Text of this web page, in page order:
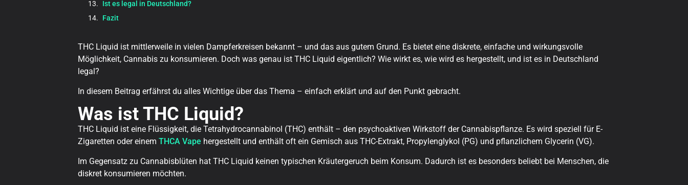
Ist es legal in Deutschland?
Fazit
THC Liquid ist mittlerweile in vielen Dampferkreisen bekannt – und das aus gutem Grund. Es bietet eine diskrete, einfache und wirkungsvolle
Möglichkeit, Cannabis zu konsumieren. Doch was genau ist THC Liquid eigentlich? Wie wirkt es, wie wird es hergestellt, und ist es in Deutschland
legal?
In diesem Beitrag erfährst du alles Wichtige über das Thema – einfach erklärt und auf den Punkt gebracht.
Was ist THC Liquid?
THC Liquid ist eine Flüssigkeit, die Tetrahydrocannabinol (THC) enthält – den psychoaktiven Wirkstoff der Cannabispflanze. Es wird speziell für E-
Zigaretten oder einem THCA Vape hergestellt und enthält oft ein Gemisch aus THC-Extrakt, Propylenglykol (PG) und pflanzlichem Glycerin (VG).
Im Gegensatz zu Cannabisblüten hat THC Liquid keinen typischen Kräutergeruch beim Konsum. Dadurch ist es besonders beliebt bei Menschen, die
diskret konsumieren möchten.